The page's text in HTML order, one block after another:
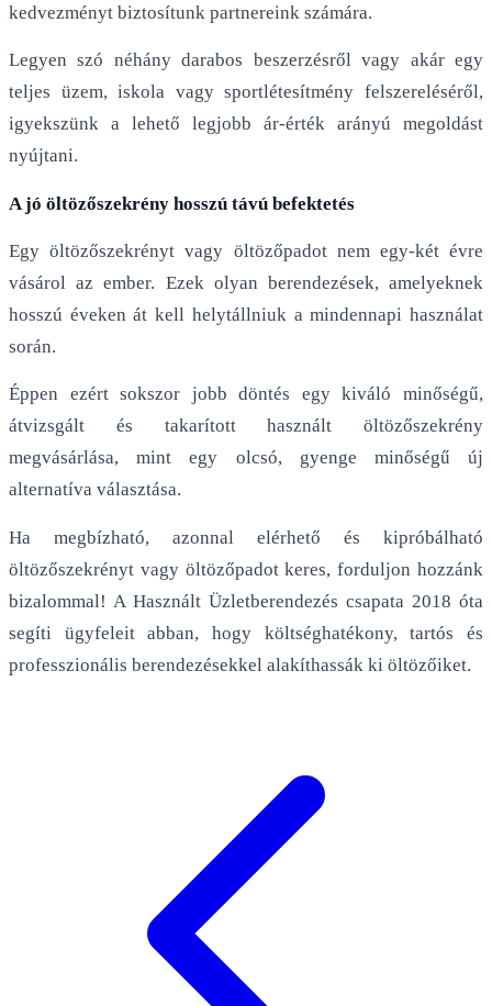
kedvezményt biztosítunk partnereink számára.
Legyen szó néhány darabos beszerzésről vagy akár egy
teljes üzem, iskola vagy sportlétesítmény felszereléséről,
igyekszünk a lehető legjobb ár-érték arányú megoldást
nyújtani.
A jó öltözőszekrény hosszú távú befektetés
Egy öltözőszekrényt vagy öltözőpadot nem egy-két évre
vásárol az ember. Ezek olyan berendezések, amelyeknek
hosszú éveken át kell helytállniuk a mindennapi használat
során.
Éppen ezért sokszor jobb döntés egy kiváló minőségű,
átvizsgált és takarított használt öltözőszekrény
megvásárlása, mint egy olcsó, gyenge minőségű új
alternatíva választása.
Ha megbízható, azonnal elérhető és kipróbálható
öltözőszekrényt vagy öltözőpadot keres, forduljon hozzánk
bizalommal! A Használt Üzletberendezés csapata 2018 óta
segíti ügyfeleit abban, hogy költséghatékony, tartós és
professzionális berendezésekkel alakíthassák ki öltözőiket.